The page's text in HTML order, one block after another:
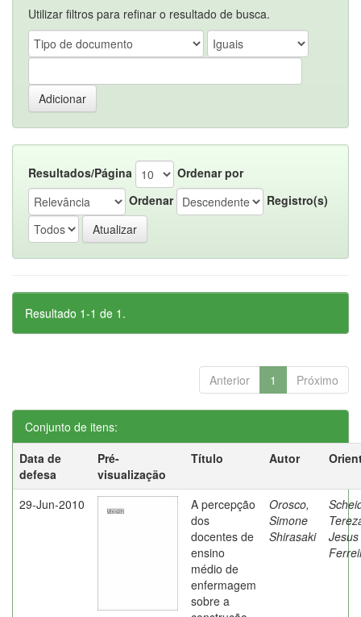
Utilizar filtros para refinar o resultado de busca.
Resultados/Página
Ordenar por
Ordenar
Registro(s)
Resultado 1-1 de 1.
Anterior 1 Próximo
Conjunto de itens:
Data de
defesa
Pré-
visualização
Título Autor
29-Jun-2010
A percepção
dos
docentes de
ensino
médio de
enfermagem
sobre a
Orosco,
Simone
Shirasaki
Jesus